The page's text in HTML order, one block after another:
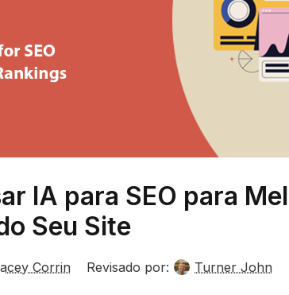
IA para SEO para
Seu Site
Corrin Revisado por: Turner John